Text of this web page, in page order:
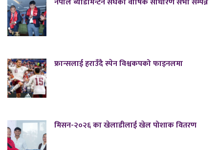
फ्रान्सलाई हराउँदै स्पेन विश्वकपको फाइनलमा
मिसन-२०२६ का खेलाडीलाई खेल पोशाक वितरण